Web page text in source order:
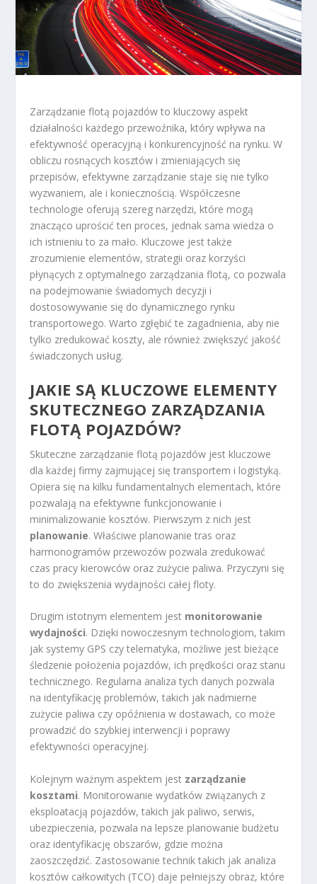
Zarządzanie flotą pojazdów to kluczowy aspekt
działalności każdego przewoźnika, który wpływa na
efektywność operacyjną i konkurencyjność na rynku. W
obliczu rosnących kosztów i zmieniających się
przepisów, efektywne zarządzanie staje się nie tylko
wyzwaniem, ale i koniecznością. Współczesne
technologie oferują szereg narzędzi, które mogą
znacząco uprościć ten proces, jednak sama wiedza o
ich istnieniu to za mało. Kluczowe jest także
zrozumienie elementów, strategii oraz korzyści
płynących z optymalnego zarządzania flotą, co pozwala
na podejmowanie świadomych decyzji i
dostosowywanie się do dynamicznego rynku
transportowego. Warto zgłębić te zagadnienia, aby nie
tylko zredukować koszty, ale również zwiększyć jakość
świadczonych usług.
JAKIE SĄ KLUCZOWE ELEMENTY
SKUTECZNEGO ZARZĄDZANIA
FLOTĄ POJAZDÓW?
Skuteczne zarządzanie flotą pojazdów jest kluczowe
dla każdej firmy zajmującej się transportem i logistyką.
Opiera się na kilku fundamentalnych elementach, które
pozwalają na efektywne funkcjonowanie i
minimalizowanie kosztów. Pierwszym z nich jest
planowanie. Właściwe planowanie tras oraz
harmonogramów przewozów pozwala zredukować
czas pracy kierowców oraz zużycie paliwa. Przyczyni się
to do zwiększenia wydajności całej floty.
Drugim istotnym elementem jest monitorowanie
wydajności. Dzięki nowoczesnym technologiom, takim
jak systemy GPS czy telematyka, możliwe jest bieżące
śledzenie położenia pojazdów, ich prędkości oraz stanu
technicznego. Regularna analiza tych danych pozwala
na identyfikację problemów, takich jak nadmierne
zużycie paliwa czy opóźnienia w dostawach, co może
prowadzić do szybkiej interwencji i poprawy
efektywności operacyjnej.
Kolejnym ważnym aspektem jest zarządzanie
kosztami. Monitorowanie wydatków związanych z
eksploatacją pojazdów, takich jak paliwo, serwis,
ubezpieczenia, pozwala na lepsze planowanie budżetu
oraz identyfikację obszarów, gdzie można
zaoszczędzić. Zastosowanie technik takich jak analiza
kosztów całkowitych (TCO) daje pełniejszy obraz, które